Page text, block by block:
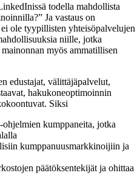
todella mahdollista
Ja vastaus on
ole tyypillisten yhteisöpalvelujen
niille, jotka
myös ammatillisen
edustajat, välittäjäpalvelut,
hakukoneoptimoinnin
Siksi
kumppaneita, jotka
kumppanuusmarkkinoijiin ja
päätöksentekijät ja ohittaa